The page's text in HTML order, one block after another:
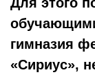
гимназия
«Сириус»,